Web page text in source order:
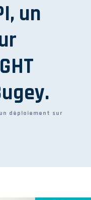
un
déploiement sur